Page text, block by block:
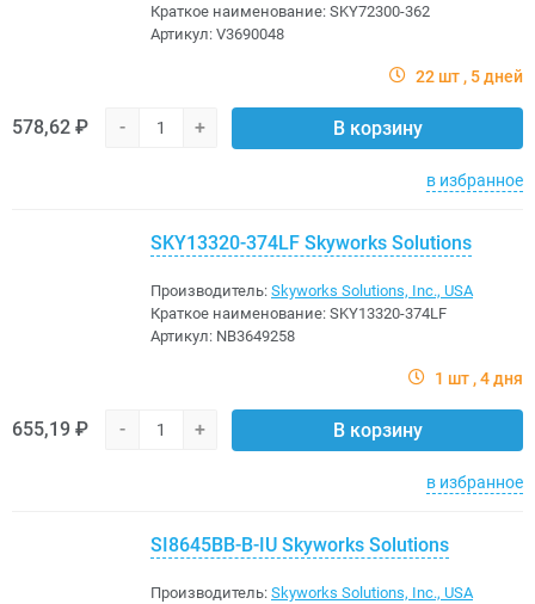
Краткое наименование: SKY72300-362
Артикул: V3690048
22 шт 5 дней
578,62 ₽ - + В корзину
в избранное
SKY13320-374LF Skyworks Solutions
Производитель: Skyworks Solutions, Inc., USA
Краткое наименование: SKY13320-374LF
Артикул: NB3649258
1 шт 4 дня
655,19 ₽ - + В корзину
в избранное
SI8645BB-B-IU Skyworks Solutions
Производитель: Skyworks Solutions, Inc., USA